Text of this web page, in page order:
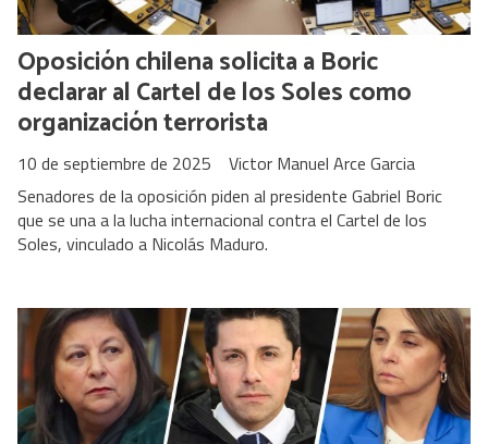
Oposición chilena solicita a Boric
declarar al Cartel de los Soles como
organización terrorista
Victor Manuel Arce Garcia
10 de septiembre de 2025
Senadores de la oposición piden al presidente Gabriel Boric
que se una a la lucha internacional contra el Cartel de los
Soles, vinculado a Nicolás Maduro.